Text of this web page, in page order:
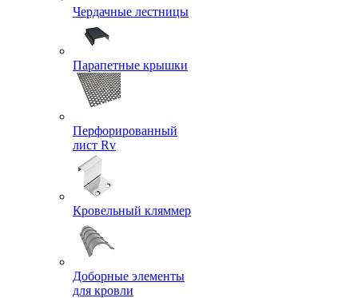
Чердачные лестницы
Парапетные крышки
Перфорированный
лист Rv
Кровельный кляммер
Доборные элементы
для кровли